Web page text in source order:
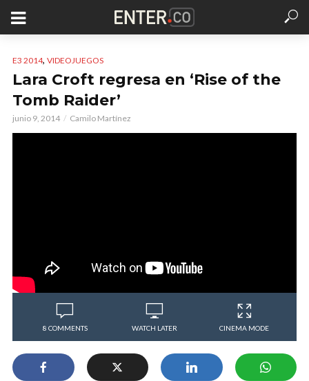
E3 2014, VIDEOJUEGOS
Lara Croft regresa en ‘Rise of the
Tomb Raider’
junio 9, 2014 Camilo Martínez
8 COMMENTS WATCH LATER CINEMA MODE